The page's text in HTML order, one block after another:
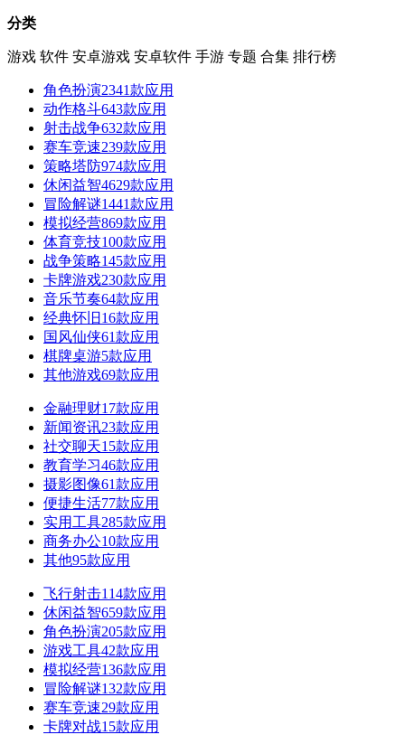
分类
游戏 软件 安卓游戏 安卓软件 手游 专题 合集 排行榜
角色扮演2341款应用
动作格斗643款应用
射击战争632款应用
赛车竞速239款应用
策略塔防974款应用
休闲益智4629款应用
冒险解谜1441款应用
模拟经营869款应用
体育竞技100款应用
战争策略145款应用
卡牌游戏230款应用
音乐节奏64款应用
经典怀旧 16款应用
国风仙侠61款应用
棋牌桌游5款应用
其他游戏69款应用
金融理财17款应用
新闻资讯23款应用
社交聊天15款应用
教育学习46款应用
摄影图像61款应用
便捷生活77款应用
实用工具285款应用
商务办公10款应用
其他95款应用
飞行射击114款应用
休闲益智659款应用
角色扮演205款应用
游戏工具42款应用
模拟经营136款应用
冒险解谜132款应用
赛车竞速29款应用
卡牌对战15款应用